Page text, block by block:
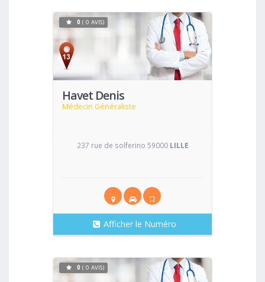
Havet Denis
Médecin Généraliste
Voir
0 ( 0 AVIS)
237 rue de solferino 59000 LILLE
Afficher le Numéro
0 ( 0 AVIS)